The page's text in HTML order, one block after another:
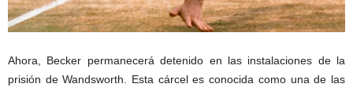
Ahora, Becker permanecerá detenido en las instalaciones de la
prisión de Wandsworth. Esta cárcel es conocida como una de las